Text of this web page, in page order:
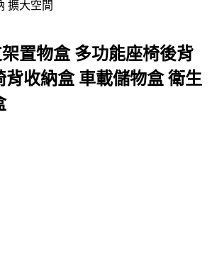
擴大空間
置物盒 多功能座椅後背
背收納盒 車載儲物盒 衛生